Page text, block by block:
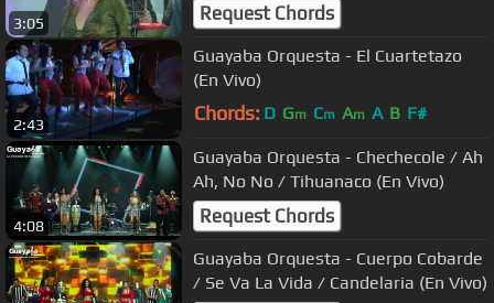
3:05 Request Chords
2:43
Guayaba Orquesta - El Cuartetazo
(En Vivo)
Chords: D Gm Cm Am A B F#
4:08
Guayaba Orquesta - Chechecole / Ah
Ah, No No / Tihuanaco (En Vivo)
Request Chords
Guayaba Orquesta - Cuerpo Cobarde
/ Se Va La Vida / Candelaria (En Vivo)